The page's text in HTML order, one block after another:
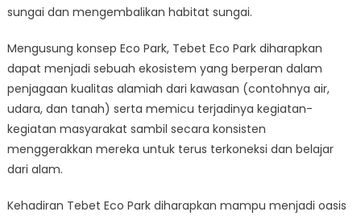
sungai dan mengembalikan habitat sungai.
Mengusung konsep Eco Park, Tebet Eco Park diharapkan
dapat menjadi sebuah ekosistem yang berperan dalam
penjagaan kualitas alamiah dari kawasan (contohnya air,
udara, dan tanah) serta memicu terjadinya kegiatan-
kegiatan masyarakat sambil secara konsisten
menggerakkan mereka untuk terus terkoneksi dan belajar
dari alam.
Kehadiran Tebet Eco Park diharapkan mampu menjadi oasis